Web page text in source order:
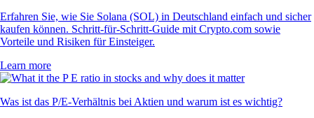
Erfahren Sie, wie Sie Solana (SOL) in Deutschland einfach und sicher
kaufen können. Schritt-für-Schritt-Guide mit Crypto.com sowie
Vorteile und Risiken für Einsteiger.
Learn more
Was ist das P/E-Verhältnis bei Aktien und warum ist es wichtig?